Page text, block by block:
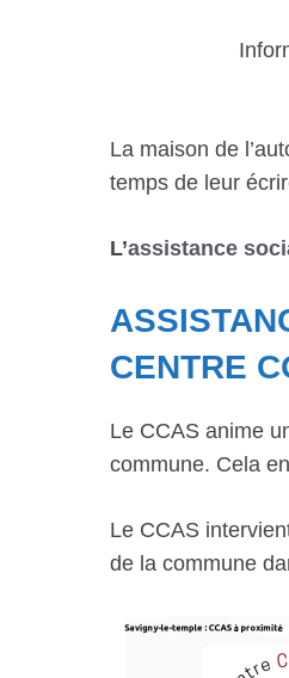
La maison de
temps de leur
L’assistance
CENTRE
Le CCAS anime
commune. Cela
Le CCAS
de la commune